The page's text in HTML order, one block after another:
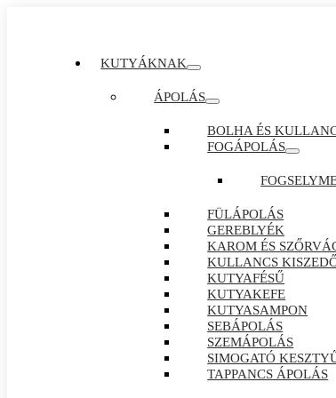
KUTYÁKNAK
ÁPOLÁS
BOLHA ÉS
FOGÁPOLÁS
FÜLÁPOLÁS
GEREBLYÉK
KAROM ÉS
KULLANCS
KUTYAFÉSŰ
KUTYAKEFE
KUTYASAMPON
SEBÁPOLÁS
SZEMÁPOLÁS
SIMOGATÓ
TAPPANCS ÁPOLÁS